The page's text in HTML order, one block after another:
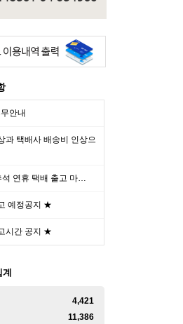
안내
과 택배사 배송비 인상으
연휴 택배 출고 마…
예정공지 ★
시간 공지 ★
4,421
11,386